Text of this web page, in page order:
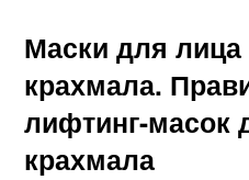
Маски для лица
крахмала.
лифтинг-масок
крахмала